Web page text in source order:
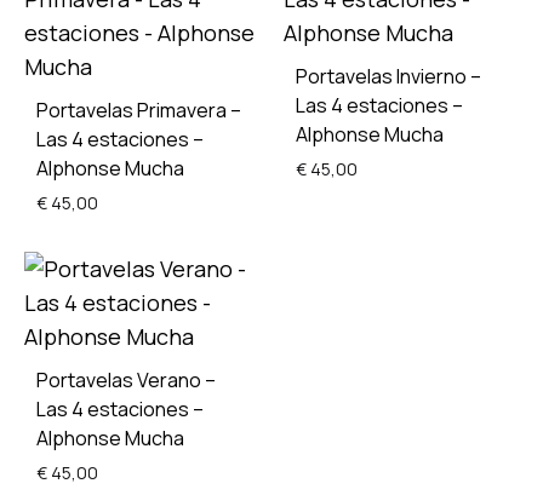
Portavelas Primavera –
Las 4 estaciones –
Alphonse Mucha
€ 45,00
Portavelas Invierno –
Las 4 estaciones –
Alphonse Mucha
€ 45,00
Portavelas Verano –
Las 4 estaciones –
Alphonse Mucha
€ 45,00